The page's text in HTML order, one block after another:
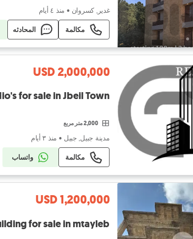
غدير, كسروان • منذ ٤ أيام
مكالمة المحادثه
USD 2,000,000
for sale in Jbeil Town
2,000 متر مربع
مدينة جبيل, جبيل • منذ ٣ أيام
مكالمة واتساب
USD 1,200,000
for sale in mtayleb